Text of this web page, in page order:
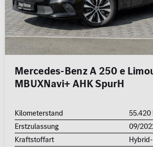
Mercedes-Benz A 250 e
MBUXNavi+ AHK SpurH
Kilometerstand
55.420
Erstzulassung
09/
Kraftstoffart